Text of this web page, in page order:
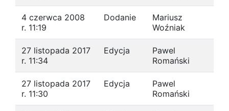
4 czerwca 2008
r. 11:19
Dodanie
Mariusz
Woźniak
27 listopada 2017
r. 11:34
Edycja
Pawel
Romański
27 listopada 2017
r. 11:30
Edycja
Pawel
Romański